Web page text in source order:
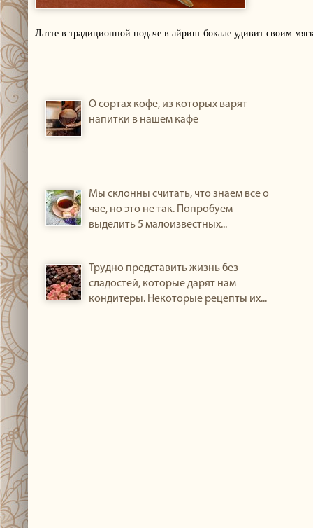
Латте в традиционной подаче в айриш-бокале удивит своим
О сортах кофе, из которых варят
напитки в нашем кафе
Мы склонны считать, что знаем все о
чае, но это не так. Попробуем
выделить 5 малоизвестных...
Трудно представить жизнь без
сладостей, которые дарят нам
кондитеры. Некоторые рецепты их...